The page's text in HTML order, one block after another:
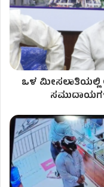
ಒಳ ಮೀಸಲಾತಿಯಲ್ಲಿ